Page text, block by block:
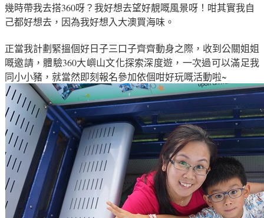
幾時帶我去搭360呀？我好想去望好靚嘅風景呀！咁其實我自
己都好想去，因為我好想入大澳買海味。
正當我計劃緊搵個好日子三口子齊齊動身之際，收到公關姐姐
嘅邀請，體驗360大嶼山文化探索深度遊，一次過可以滿足我
同小小豬，就當然即刻報名參加依個咁好玩嘅活動啦~